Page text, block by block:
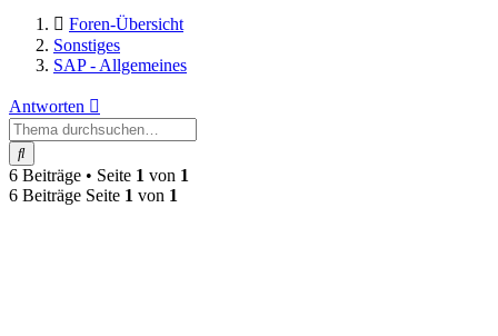
Foren-Übersicht
Sonstiges
SAP - Allgemeines
Antworten
Suche
6 Beiträge • Seite 1 von 1
6 Beiträge Seite 1 von 1